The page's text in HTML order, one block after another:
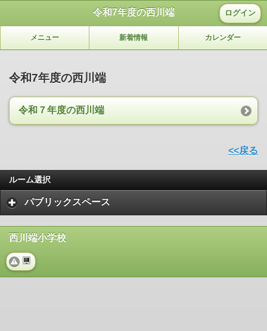
令和7年度の西川端 ログイン
メニュー 新着情報 カレンダー
令和7年度の西川端
令和７年度の西川端
<<戻る
ルーム選択
パブリックスペース
西川端小学校